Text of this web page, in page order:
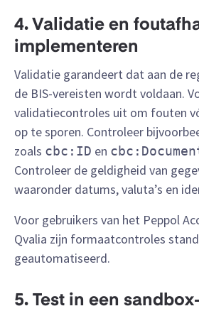
4. Validatie en
implementeren
Validatie garandeert dat aan de
de BIS-vereisten wordt voldaan.
validatiecontroles uit om fouten
op te sporen. Controleer
zoals cbc:ID en
Controleer de geldigheid van
waaronder datums, valuta’s en
Voor gebruikers van het Peppol
Qvalia zijn formaatcontroles
geautomatiseerd.
5. Test in een